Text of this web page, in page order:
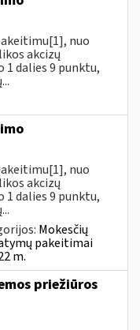
nuo
akcizų
dalies 9 punktu,
nuo
akcizų
dalies 9 punktu,
Mokesčių
pakeitimai
m.
priežiūros